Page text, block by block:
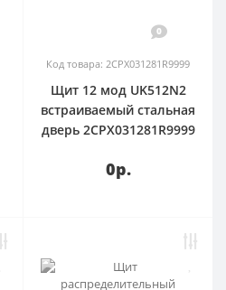
0
Код товара: 2CPX031281R9999
Щит 12 мод UK512N2
встраиваемый стальная
дверь 2CPX031281R9999
0р.